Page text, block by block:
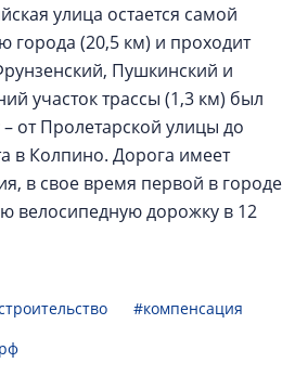
улица остается самой
города (20,5 км) и проходит
Пушкинский и
участок трассы (1,3 км) был
от Пролетарской улицы до
в Колпино. Дорога имеет
в свое время первой в городе
велосипедную дорожку в 12
#компенсация